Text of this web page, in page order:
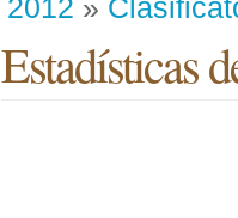
2012 »
Estadísticas